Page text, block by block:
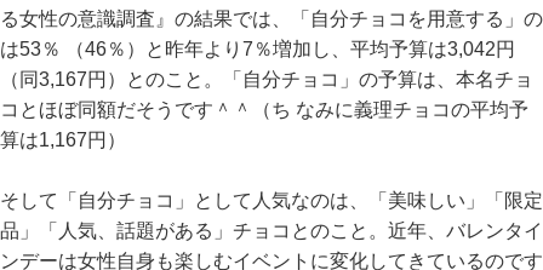
る女性の意識調査』の結果では、「自分チョコを用意する」の
は53％ （46％）と昨年より7％増加し、平均予算は3,042円
（同3,167円）とのこと。「自分チョコ」の予算は、本名チョ
コとほぼ同額だそうです＾＾（ち なみに義理チョコの平均予
算は1,167円）
そして「自分チョコ」として人気なのは、「美味しい」「限定
品」「人気、話題がある」チョコとのこと。近年、バレンタイ
ンデーは女性自身も楽しむイベントに変化してきているのです